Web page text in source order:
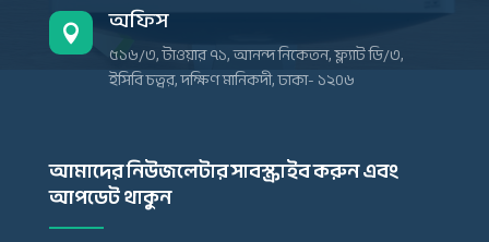
 অফিস
৫১৬/৩, টাওয়ার ৭১, আনন্দ নিকেতন, ফ্ল্যাট ডি/৩,
ইসিবি চত্বর, দক্ষিণ মানিকদী, ঢাকা- ১২০৬
আমাদের নিউজলেটার সাবস্ক্রাইব করুন এবং
আপডেট থাকুন